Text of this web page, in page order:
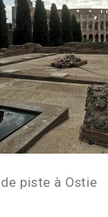
piste à Ostie